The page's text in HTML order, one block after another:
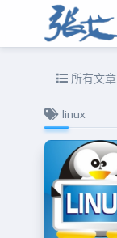
所有文章
linux